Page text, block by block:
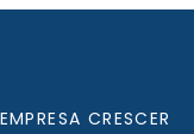
CRESCER